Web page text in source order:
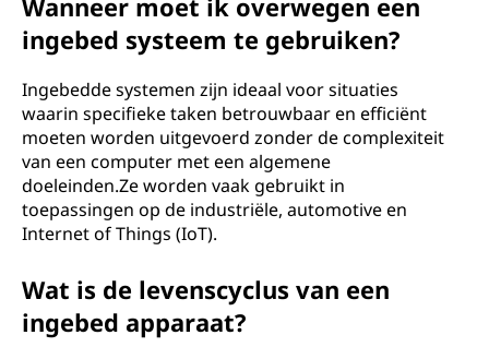
Wanneer moet ik overwegen een
ingebed systeem te gebruiken?
Ingebedde systemen zijn ideaal voor situaties
waarin specifieke taken betrouwbaar en efficiënt
moeten worden uitgevoerd zonder de complexiteit
van een computer met een algemene
doeleinden.Ze worden vaak gebruikt in
toepassingen op de industriële, automotive en
Internet of Things (IoT).
Wat is de levenscyclus van een
ingebed apparaat?